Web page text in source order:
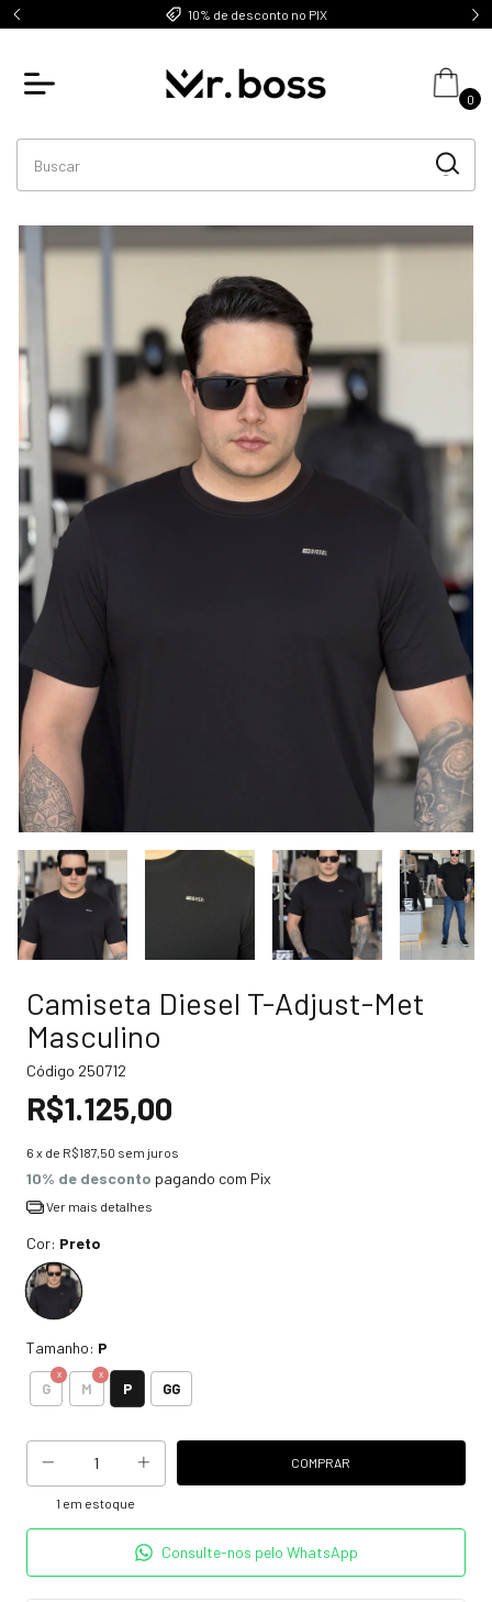
10% de desconto no PIX 10% OFF na primeira compra
0
Camiseta Diesel T-Adjust-Met
Masculino
Código 250712
R$1.125,00
6 x de R$187,50 sem juros
10% de desconto pagando com Pix
Ver mais detalhes
Cor: Preto
Tamanho: P
G M P GG
1 em estoque
Consulte-nos pelo WhatsApp